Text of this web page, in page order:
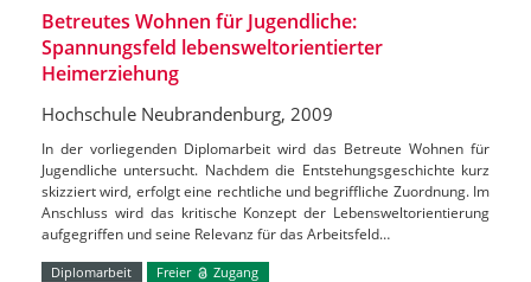
Betreutes Wohnen für Jugendliche:
Spannungsfeld lebensweltorientierter
Heimerziehung
Hochschule Neubrandenburg, 2009
In der vorliegenden Diplomarbeit wird das Betreute Wohnen für
Jugendliche untersucht. Nachdem die Entstehungsgeschichte kurz
skizziert wird, erfolgt eine rechtliche und begriffliche Zuordnung. Im
Anschluss wird das kritische Konzept der Lebensweltorientierung
aufgegriffen und seine Relevanz für das Arbeitsfeld…
Diplomarbeit Freier Zugang